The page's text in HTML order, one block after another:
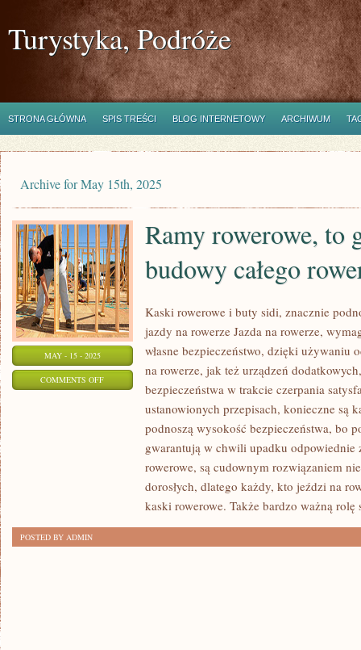
Turystyka, Podróże
STRONA GŁÓWNA SPIS TREŚCI BLOG INTERNETOWY ARCHIWUM
Archive for May 15th, 2025
MAY - 15 - 2025
COMMENTS OFFON
Ramy rowerowe, to
budowy całego
Kaski rowerowe i buty sidi, znacznie
jazdy na rowerze Jazda na rowerze,
własne bezpieczeństwo, dzięki używaniu
na rowerze, jak też urządzeń
bezpieczeństwa w trakcie czerpania
ustanowionych przepisach, konieczne są
podnoszą wysokość bezpieczeństwa, bo
gwarantują w chwili upadku odpowiednie
rowerowe, są cudownym rozwiązaniem
dorosłych, dlatego każdy, kto jeździ na
kaski rowerowe. Także bardzo ważną rolę
POSTED BY ADMIN